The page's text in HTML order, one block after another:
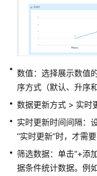
零
代
码
应
创
建
工
表/
工
作
数值：选择展示数值
序方式（默认、升序
数据更新方式 > 实时
实时更新时间间隔：
“实时更新”时，才需要
筛选数据：单击“+添
据条件统计数据。例